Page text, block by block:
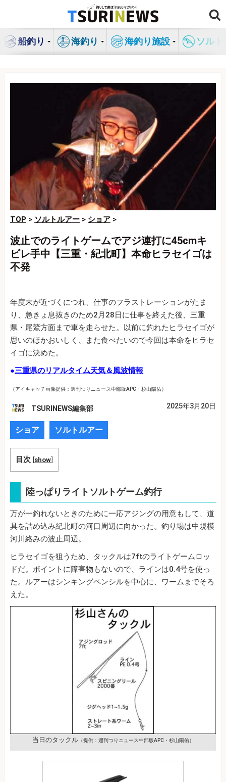
ン
船釣り 海釣り 海釣り施設 ソル
TOP > ソルトルアー > ショア >
波止でのライトゲームでアジ連打に45cmキ
ビレ手中【三重・紀北町】本命ヒラセイゴは
不発
年度末が近づくにつれ、仕事のフラストレーションがたま
り、急きょ息抜きのため2月28日に仕事を終えた後、三重
県・尾鷲方面まで車を走らせた。以前に釣れたヒラセイゴが
思いのほかおいしく、また食べたいので今回は本命をヒラセ
イゴに決めた。
●三重県のリアルタイム天気＆風波情報
（アイキャッチ画像提供：週刊つりニュース中部版APC・杉山陽佑）
TSURINEWS編集部 2025年3月20日
ショア ソルトルアー
目次 [show]
陸っぱりライトソルトゲーム釣行
万が一釣れないときのために一応アジングの用意もして、道
具を詰め込み紀北町の河口周辺に向かった。釣り場は中規模
河川絡みの波止周辺。
ヒラセイゴを狙うため、タックルは7ftのライトゲームロッ
ドだ。ポイントに障害物もないので、ラインは0.4号を使っ
た。ルアーはシンキングペンシルを中心に、ワームまでそろ
えた。
当日のタックル（提供：週刊つりニュース中部版APC・杉山陽佑）